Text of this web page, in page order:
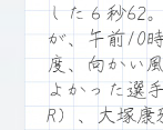
した６秒62
が、午前10
度、向かい
よかった選
R）、大塚康